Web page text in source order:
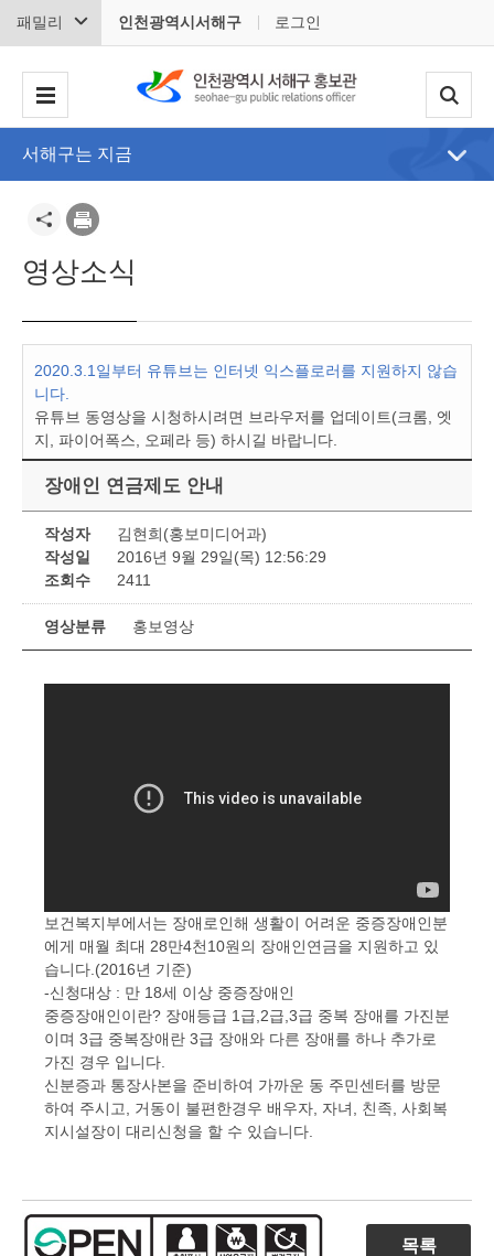
패밀리 인천광역시서해구 로그인
서해구는 지금
영상소식
2020.3.1일부터 유튜브는 인터넷 익스플로러를 지원하지 않습
니다.
유튜브 동영상을 시청하시려면 브라우저를 업데이트(크롬, 엣
지, 파이어폭스, 오페라 등) 하시길 바랍니다.
장애인 연금제도 안내
작성자
김현희(홍보미디어과)
작성일
2016년 9월 29일(목) 12:56:29
조회수
2411
영상분류 홍보영상
보건복지부에서는 장애로인해 생활이 어려운 중증장애인분
에게 매월 최대 28만4천10원의 장애인연금을 지원하고 있
습니다.(2016년 기준)
-신청대상 : 만 18세 이상 중증장애인
중증장애인이란? 장애등급 1급,2급,3급 중복 장애를 가진분
이며 3급 중복장애란 3급 장애와 다른 장애를 하나 추가로
가진 경우 입니다.
신분증과 통장사본을 준비하여 가까운 동 주민센터를 방문
하여 주시고, 거동이 불편한경우 배우자, 자녀, 친족, 사회복
지시설장이 대리신청을 할 수 있습니다.
목록